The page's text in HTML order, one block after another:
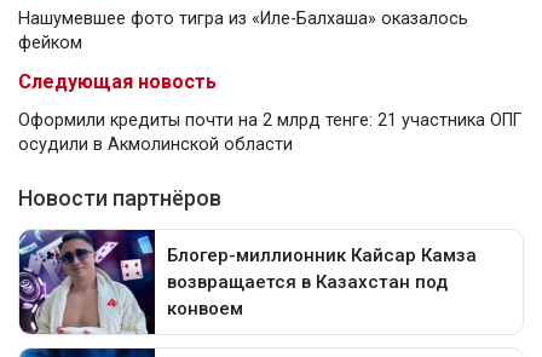
Нашумевшее фото тигра из «Иле-Балхаша» оказалось
фейком
Следующая новость
Оформили кредиты почти на 2 млрд тенге: 21 участника ОПГ
осудили в Акмолинской области